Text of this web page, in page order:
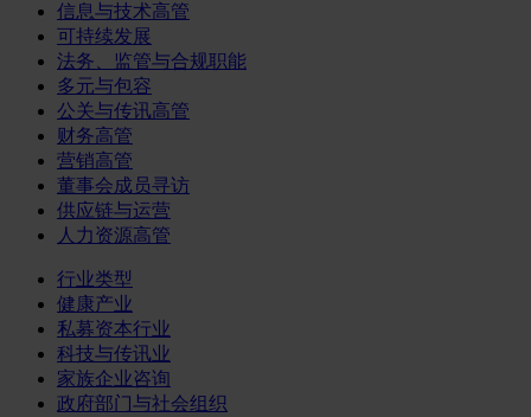
信息与技术高管
可持续发展
法务、监管与合规职能
多元与包容
公关与传讯高管
财务高管
营销高管
董事会成员寻访
供应链与运营
人力资源高管
行业类型
健康产业
私募资本行业
科技与传讯业
家族企业咨询
政府部门与社会组织